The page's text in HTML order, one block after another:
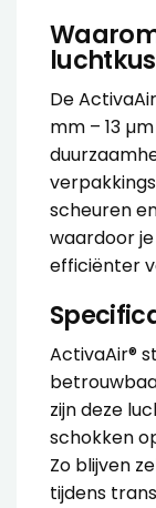
De
mm – 13
scheuren
waardoor
efficiënter
ActivaAir®
zijn deze
schokken
Zo blijven
tijdens